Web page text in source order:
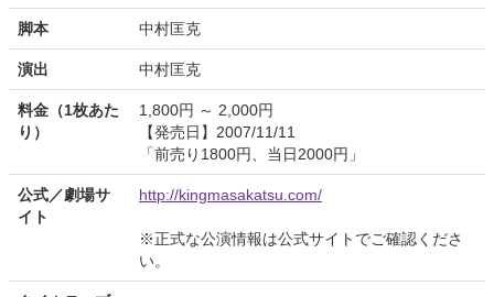
脚本 中村匡克
演出 中村匡克
料金（1枚あた
り）
1,800円 ～ 2,000円
【発売日】2007/11/11
「前売り1800円、当日2000円」
公式／劇場サ
イト
http://kingmasakatsu.com/
※正式な公演情報は公式サイトでご確認くださ
い。